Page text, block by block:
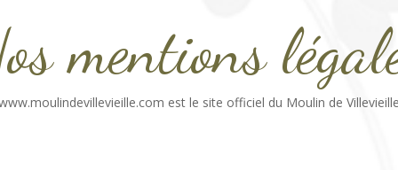
mentions
est le site officiel du Moulin de